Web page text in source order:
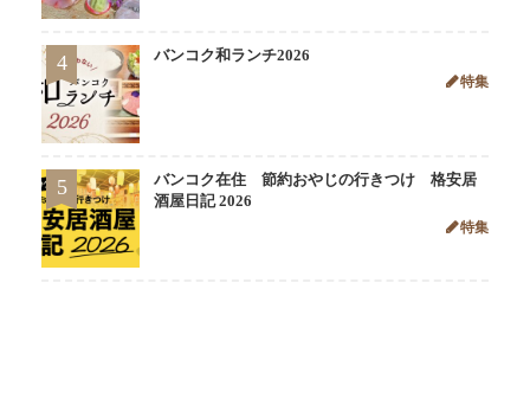
4 バンコク和ランチ2026
特集
5
バンコク在住 節約おやじの行きつけ 格安居
酒屋日記 2026
特集